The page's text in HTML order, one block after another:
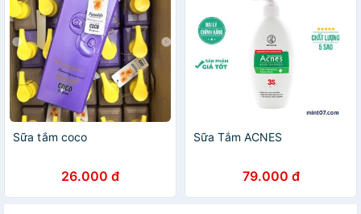
Sữa tắm coco
26.000 đ
Sữa Tắm ACNES
79.000 đ